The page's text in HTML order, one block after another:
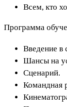
Всем, кто
Программа
Введение в
Шансы на
Сценарий.
Командная